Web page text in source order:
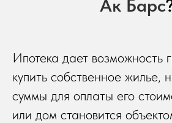
Ак Барс
Ипотека дает возможность
купить собственное жилье,
суммы для оплаты его
или дом становится